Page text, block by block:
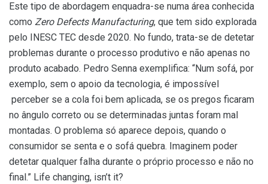
Este tipo de abordagem enquadra-se numa área conhecida
como Zero Defects Manufacturing, que tem sido explorada
pelo INESC TEC desde 2020. No fundo, trata-se de detetar
problemas durante o processo produtivo e não apenas no
produto acabado. Pedro Senna exemplifica: “Num sofá, por
exemplo, sem o apoio da tecnologia, é impossível
perceber se a cola foi bem aplicada, se os pregos ficaram
no ângulo correto ou se determinadas juntas foram mal
montadas. O problema só aparece depois, quando o
consumidor se senta e o sofá quebra. Imaginem poder
detetar qualquer falha durante o próprio processo e não no
final.” Life changing, isn’t it?